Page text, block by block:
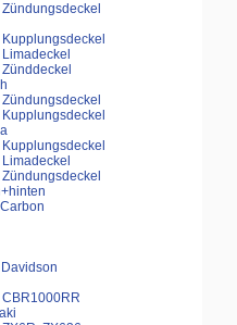
Zündungsdeckel
Kupplungsdeckel
Limadeckel
Zünddeckel
Zündungsdeckel
Kupplungsdeckel
Kupplungsdeckel
Limadeckel
Zündungsdeckel
CBR1000RR